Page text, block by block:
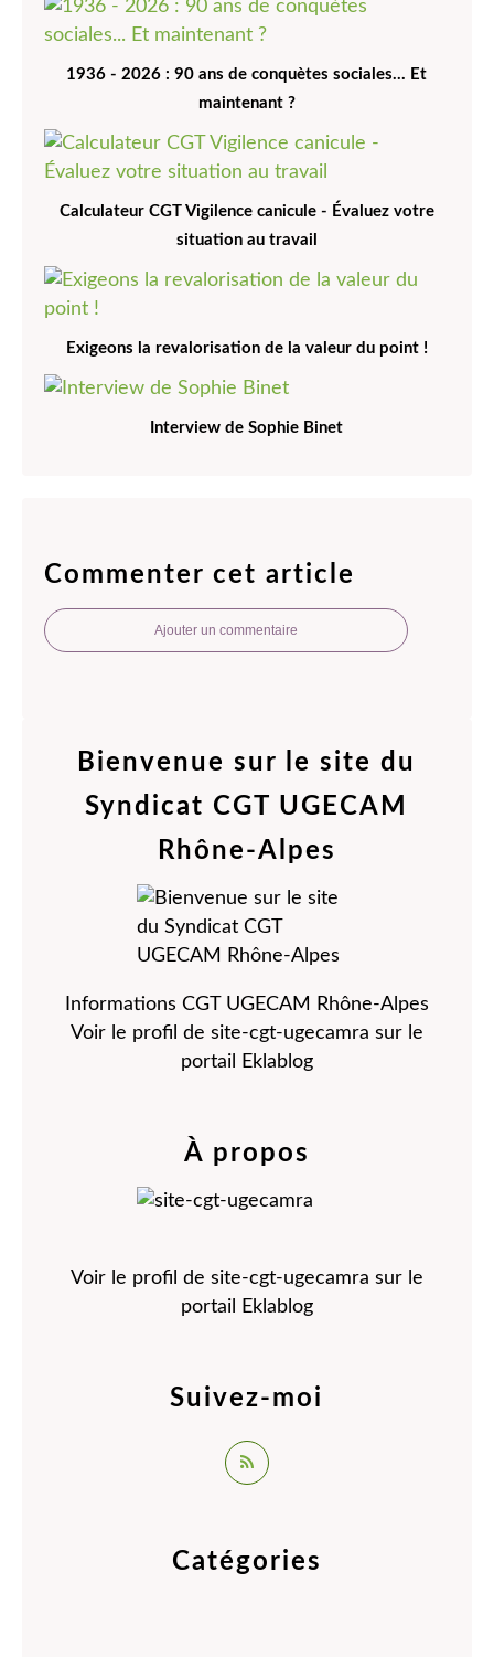
1936 - 2026 : 90 ans de conquètes sociales... Et
maintenant ?
Calculateur CGT Vigilence canicule - Évaluez votre
situation au travail
Exigeons la revalorisation de la valeur du point !
Interview de Sophie Binet
Commenter cet article
Ajouter un commentaire
Catégories
Bienvenue sur le site du
Syndicat CGT UGECAM
Rhône-Alpes
Informations CGT UGECAM Rhône-Alpes
Voir le profil de site-cgt-ugecamra sur le
portail Eklablog
Suivez-moi
À propos
Voir le profil de site-cgt-ugecamra sur le
portail Eklablog